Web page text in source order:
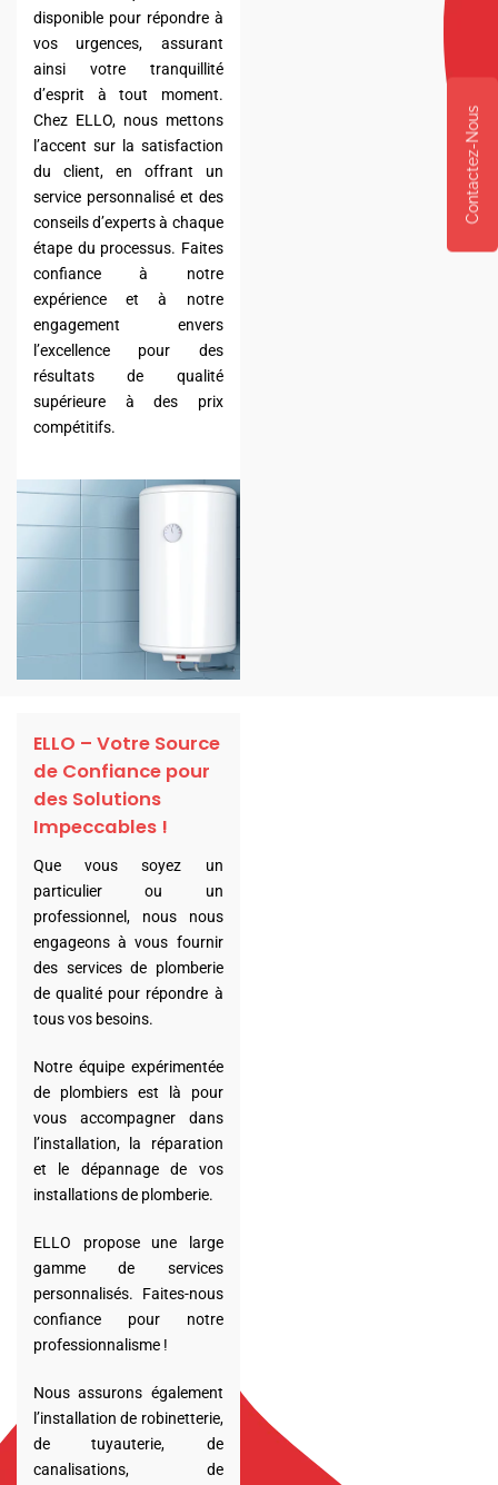
disponible pour répondre à
vos urgences, assurant
ainsi votre tranquillité
d’esprit à tout moment.
Chez ELLO, nous mettons
l’accent sur la satisfaction
du client, en offrant un
service personnalisé et des
conseils d’experts à chaque
étape du processus. Faites
confiance à notre
expérience et à notre
engagement envers
l’excellence pour des
résultats de qualité
supérieure à des prix
compétitifs.
ELLO – Votre Source
de Confiance pour
des Solutions
Impeccables !
Que vous soyez un
particulier ou un
professionnel, nous nous
engageons à vous fournir
des services de plomberie
de qualité pour répondre à
tous vos besoins.
Notre équipe expérimentée
de plombiers est là pour
vous accompagner dans
l’installation, la réparation
et le dépannage de vos
installations de plomberie.
ELLO propose une large
gamme de services
personnalisés. Faites-nous
confiance pour notre
professionnalisme !
Nous assurons également
l’installation de robinetterie,
de tuyauterie, de
canalisations, de
Contactez-Nous